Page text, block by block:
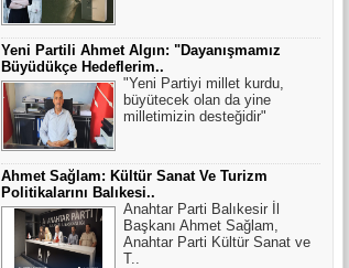
Yeni Partili Ahmet Algın: "Dayanışmamız
Büyüdükçe Hedeflerim..
"Yeni Partiyi millet kurdu,
büyütecek olan da yine
milletimizin desteğidir"
Ahmet Sağlam: Kültür Sanat Ve Turizm
Politikalarını Balıkesi..
Anahtar Parti Balıkesir İl
Başkanı Ahmet Sağlam,
Anahtar Parti Kültür Sanat ve
T..